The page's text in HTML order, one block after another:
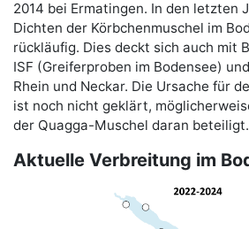
2014 bei Ermatingen. In den letzten
Dichten der Körbchenmuschel im
rückläufig. Dies deckt sich auch mit
ISF (Greiferproben im Bodensee)
Rhein und Neckar. Die Ursache für
ist noch nicht geklärt,
der Quagga-Muschel daran beteiligt.
Aktuelle Verbreitung im